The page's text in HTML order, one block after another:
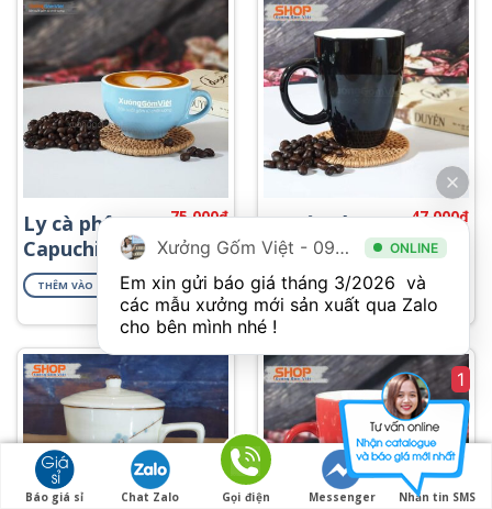
Ly cà phê
Capuchino
Bát Tràng
CMS-M37.4
75,000₫
THÊM VÀO GIỎ HÀNG
Ly sứ Bát
Tràng đẹp
màu đen
CSM-M25.4
47,000₫
THÊM VÀO GIỎ HÀNG
Báo giá sỉ Chat Zalo Gọi điện Messenger Nhắn tin SMS
Xưởng Gốm Việt - 094.1900.823 ONLINE
Em xin gửi báo giá tháng 3/2026  và
các mẫu xưởng mới sản xuất qua Zalo
cho bên mình nhé !
1